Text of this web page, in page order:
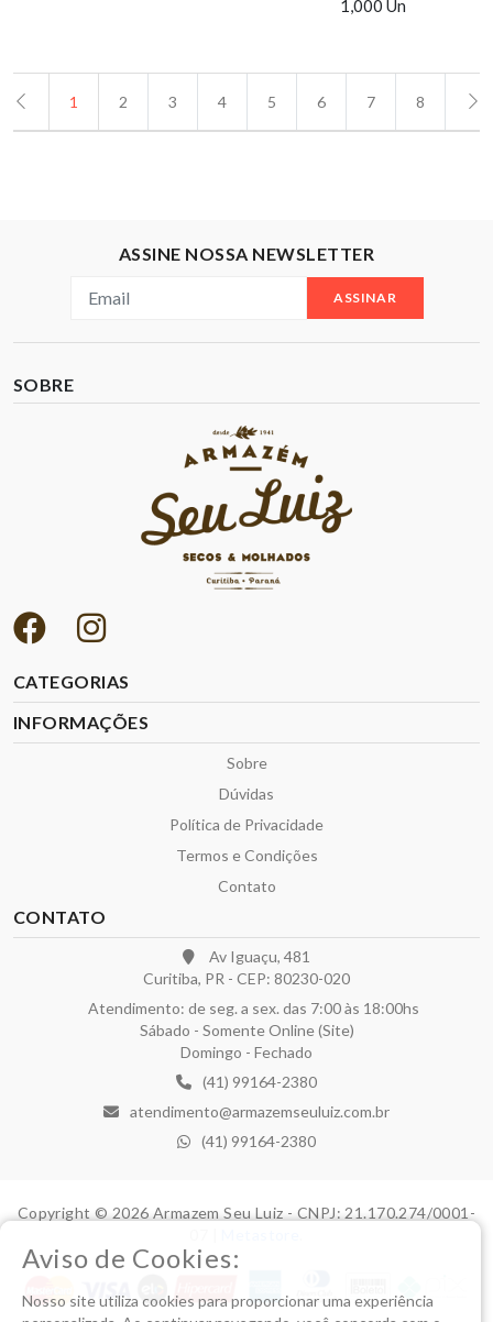
1,000 Un
1 2 3 4 5 6 7 8
ASSINE NOSSA NEWSLETTER
ASSINAR
SOBRE
CATEGORIAS
INFORMAÇÕES
Sobre
Dúvidas
Política de Privacidade
Termos e Condições
Contato
CONTATO
Av Iguaçu, 481
Curitiba, PR - CEP: 80230-020
Atendimento: de seg. a sex. das 7:00 às 18:00hs
Sábado - Somente Online (Site)
Domingo - Fechado
(41) 99164-2380
atendimento@armazemseuluiz.com.br
(41) 99164-2380
Copyright © 2026 Armazem Seu Luiz - CNPJ: 21.170.274/0001-
Aviso de Cookies:
Nosso site utiliza cookies para proporcionar uma experiência